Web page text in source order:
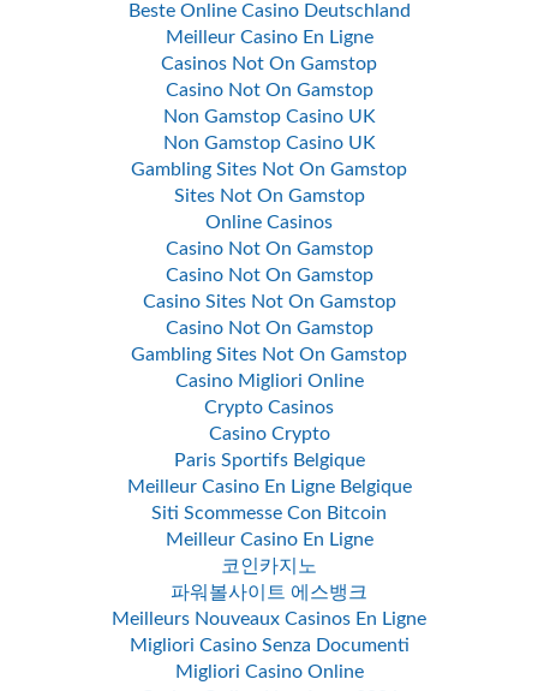
Beste Online Casino Deutschland
Meilleur Casino En Ligne
Casinos Not On Gamstop
Casino Not On Gamstop
Non Gamstop Casino UK
Non Gamstop Casino UK
Gambling Sites Not On Gamstop
Sites Not On Gamstop
Online Casinos
Casino Not On Gamstop
Casino Not On Gamstop
Casino Sites Not On Gamstop
Casino Not On Gamstop
Gambling Sites Not On Gamstop
Casino Migliori Online
Crypto Casinos
Casino Crypto
Paris Sportifs Belgique
Meilleur Casino En Ligne Belgique
Siti Scommesse Con Bitcoin
Meilleur Casino En Ligne
코인카지노
파워볼사이트 에스뱅크
Meilleurs Nouveaux Casinos En Ligne
Migliori Casino Senza Documenti
Migliori Casino Online